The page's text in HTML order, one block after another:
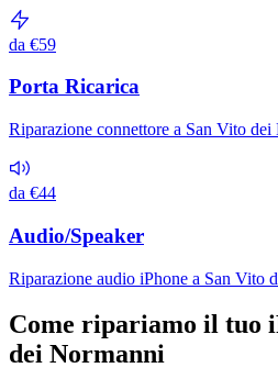
da €59
Porta Ricarica
Riparazione connettore a San Vito dei
da €44
Audio/Speaker
Riparazione audio iPhone a San Vito
Come ripariamo il tuo
dei Normanni